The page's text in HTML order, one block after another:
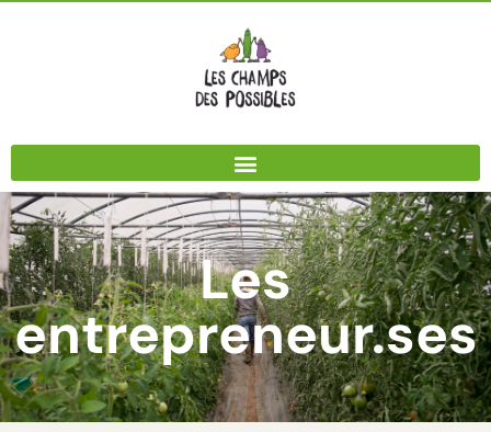
Les
entrepreneur.ses